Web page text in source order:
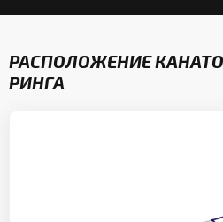
РАСПОЛОЖЕНИЕ
РИНГА